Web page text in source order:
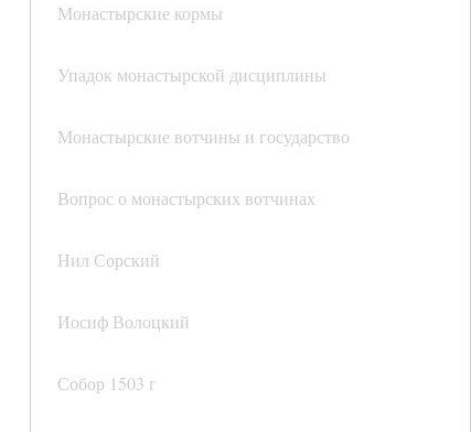
Монастырские кормы
Упадок монастырской дисциплины
Монастырские вотчины и государство
Вопрос о монастырских вотчинах
Нил Сорский
Иосиф Волоцкий
Собор 1503 г